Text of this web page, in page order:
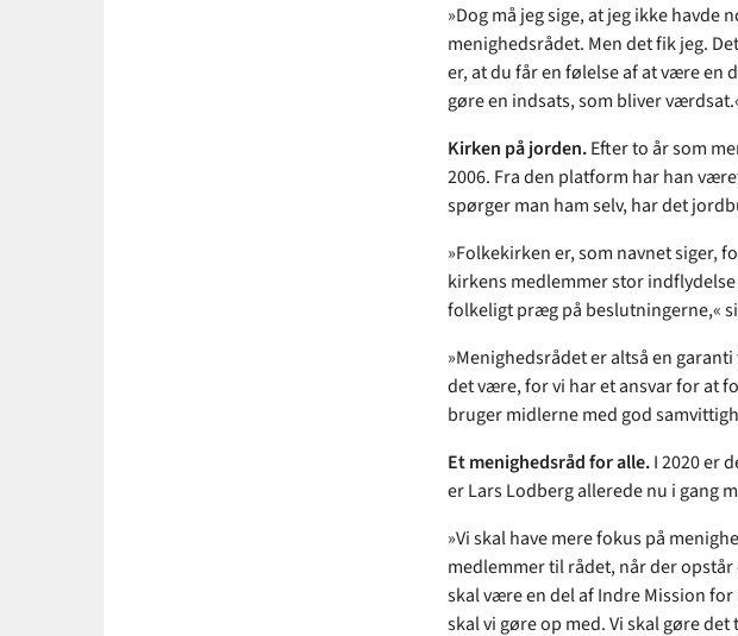
»Dog må jeg sige, at jeg ikke havde
menighedsrådet. Men det fik jeg.
er, at du får en følelse af at være en
gøre en indsats, som bliver
Kirken på jorden.Efter to år som
2006. Fra den platform har han
spørger man ham selv, har det
»Folkekirken er, som navnet siger,
kirkens medlemmer stor
folkeligt præg på beslutningerne,«
»Menighedsrådet er altså en
det være, for vi har et ansvar for at
bruger midlerne med god
Et menighedsråd for alle.I 2020 er
er Lars Lodberg allerede nu i gang
»Vi skal have mere fokus på
medlemmer til rådet, når der
skal være en del af Indre Mission
skal vi gøre op med. Vi skal gøre